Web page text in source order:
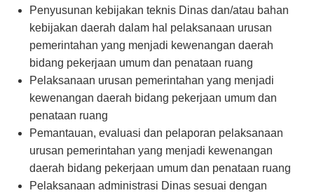
Penyusunan kebijakan teknis Dinas dan/atau bahan
kebijakan daerah dalam hal pelaksanaan urusan
pemerintahan yang menjadi kewenangan daerah
bidang pekerjaan umum dan penataan ruang
Pelaksanaan urusan pemerintahan yang menjadi
kewenangan daerah bidang pekerjaan umum dan
penataan ruang
Pemantauan, evaluasi dan pelaporan pelaksanaan
urusan pemerintahan yang menjadi kewenangan
daerah bidang pekerjaan umum dan penataan ruang
Pelaksanaan administrasi Dinas sesuai dengan